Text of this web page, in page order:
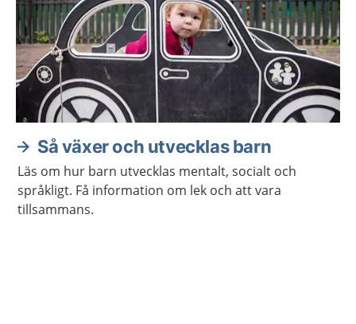
Så växer och utvecklas barn
Läs om hur barn utvecklas mentalt, socialt och
språkligt. Få information om lek och att vara
tillsammans.